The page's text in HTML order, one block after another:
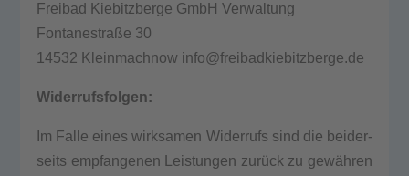
Frei­bad Kie­bitz­ber­ge GmbH Ver­wal­tung
Fon­ta­ne­stra­ße 30
14532 Klein­mach­now info@freibadkiebitzberge.de
Wider­rufs­fol­gen:
Im Fal­le eines wirk­sa­men Wider­rufs sind die bei­der­
seits emp­fan­ge­nen Leis­tun­gen zurück zu gewähren